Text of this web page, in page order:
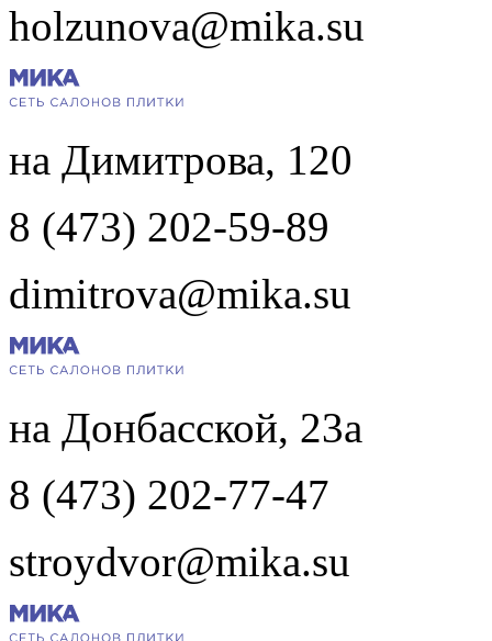
holzunova@mika.su
на Димитрова, 120
8 (473) 202-59-89
dimitrova@mika.su
на Донбасской, 23а
8 (473) 202-77-47
stroydvor@mika.su